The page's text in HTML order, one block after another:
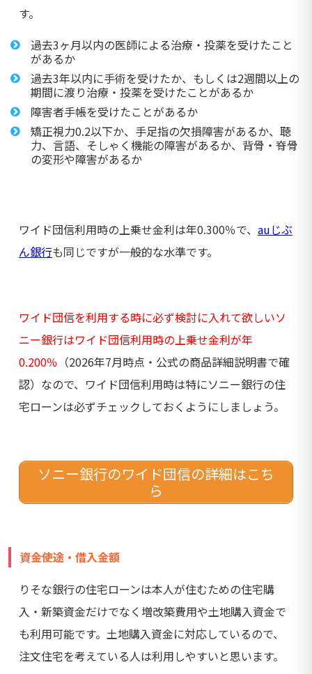
す。
過去3ヶ月以内の医師による治療・投薬を受けたこと
があるか
過去3年以内に手術を受けたか、もしくは2週間以上の
期間に渡り治療・投薬を受けたことがあるか
障害者手帳を受けたことがあるか
矯正視力0.2以下か、手足指の欠損障害があるか、聴
力、言語、そしゃく機能の障害があるか、背骨・脊骨
の変形や障害があるか
ワイド団信利用時の上乗せ金利は年0.300％で、 auじぶ
ん銀行も同じですが一般的な水準です。
ワイド団信を利用する時に必ず検討に入れて欲しいソ
ニー銀行はワイド団信利用時の上乗せ金利が年
0.200％ （2026年7月時点・公式の商品詳細説明書で確
認）なので、ワイド団信利用時は特にソニー銀行の住
宅ローンは必ずチェックしておくようにしましょう。
ソニー銀行のワイド団信の詳細はこち
ら
資金使途・借入金額
りそな銀行の住宅ローンは本人が住むための住宅購
入・新築資金だけでなく増改築費用や土地購入資金で
も利用可能です。土地購入資金に対応しているので、
注文住宅を考えている人は利用しやすいと思います。